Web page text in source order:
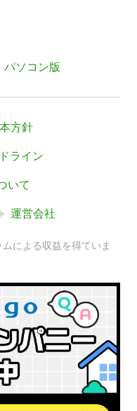
パソコン版
方針
ライン
いて
運営会社
による収益を得ていま